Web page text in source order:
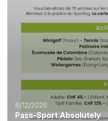
6/12/2026
Pass-Sport Absolutely